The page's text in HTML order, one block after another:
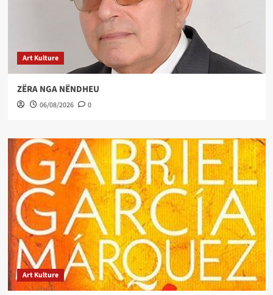
Art Kulture
ZËRA NGA NËNDHEU
06/08/2026 0
Art Kulture